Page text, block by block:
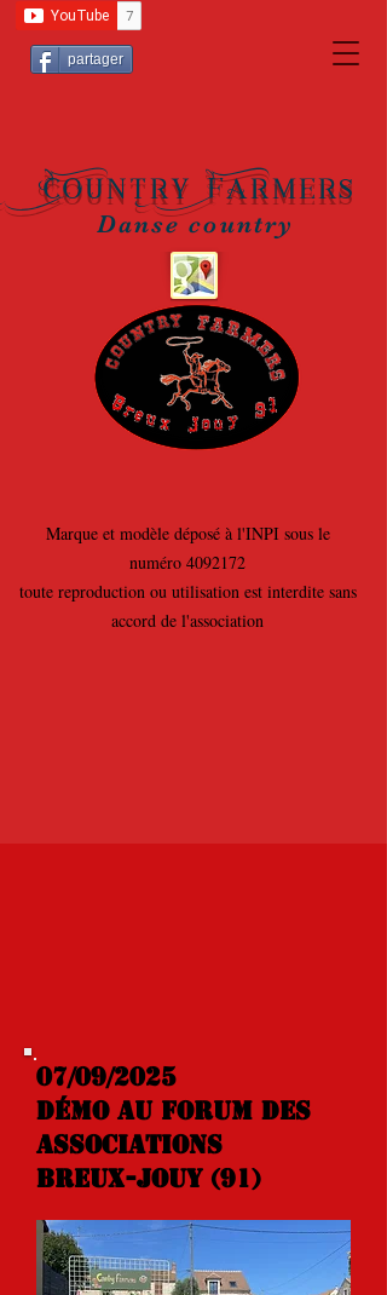
partager
Country Farmers
Danse country
Marque et modèle déposé à l'INPI sous le
numéro 4092172
toute reproduction ou utilisation est interdite sans
accord de l'association
07/09/2025
démo au forum des
associations
breux-jouy (91)